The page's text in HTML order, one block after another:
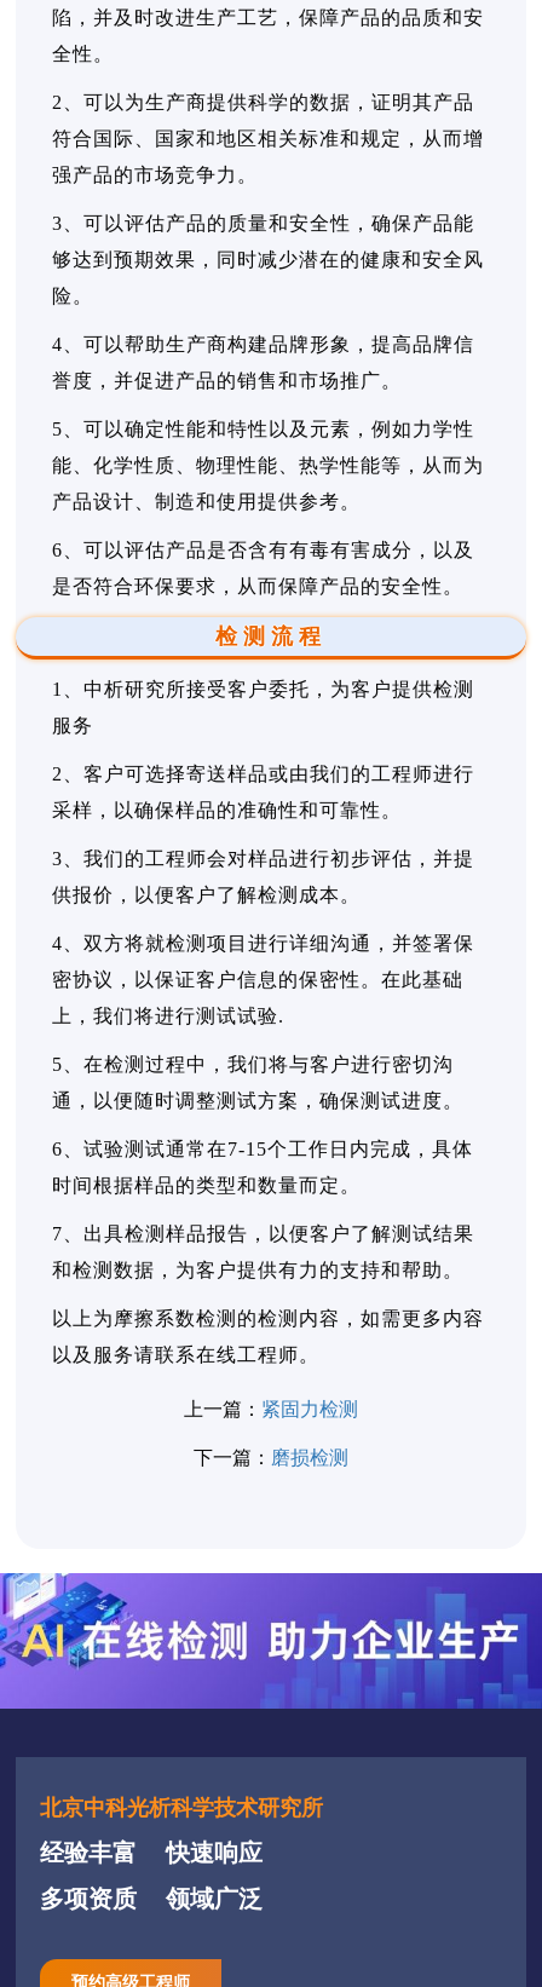
陷，并及时改进生产工艺，保障产品的品质和安
全性。
2、可以为生产商提供科学的数据，证明其产品
符合国际、国家和地区相关标准和规定，从而增
强产品的市场竞争力。
3、可以评估产品的质量和安全性，确保产品能
够达到预期效果，同时减少潜在的健康和安全风
险。
4、可以帮助生产商构建品牌形象，提高品牌信
誉度，并促进产品的销售和市场推广。
5、可以确定性能和特性以及元素，例如力学性
能、化学性质、物理性能、热学性能等，从而为
产品设计、制造和使用提供参考。
6、可以评估产品是否含有有毒有害成分，以及
是否符合环保要求，从而保障产品的安全性。
检测流程
1、中析研究所接受客户委托，为客户提供检测
服务
2、客户可选择寄送样品或由我们的工程师进行
采样，以确保样品的准确性和可靠性。
3、我们的工程师会对样品进行初步评估，并提
供报价，以便客户了解检测成本。
4、双方将就检测项目进行详细沟通，并签署保
密协议，以保证客户信息的保密性。在此基础
上，我们将进行测试试验.
5、在检测过程中，我们将与客户进行密切沟
通，以便随时调整测试方案，确保测试进度。
6、试验测试通常在7-15个工作日内完成，具体
时间根据样品的类型和数量而定。
7、出具检测样品报告，以便客户了解测试结果
和检测数据，为客户提供有力的支持和帮助。
以上为摩擦系数检测的检测内容，如需更多内容
以及服务请联系在线工程师。
上一篇： 紧固力检测
下一篇： 磨损检测
北京中科光析科学技术研究所
经验丰富
快速响应
多项资质
领域广泛
预约高级工程师